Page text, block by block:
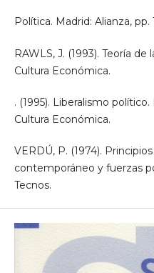
Política. Madrid: Alianza, pp.
RAWLS, J. (1993). Teoría
Cultura Económica.
. (1995). Liberalismo
Cultura Económica.
VERDÚ, P. (1974).
contemporáneo y fuerzas
Tecnos.